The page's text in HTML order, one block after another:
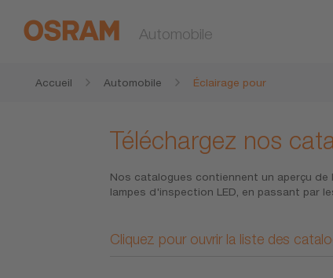
Automobile
Accueil Automobile Éclairage pour
Téléchargez nos
Nos catalogues contiennent un aperçu
lampes d'inspection LED, en passant par
Cliquez pour ouvrir la liste des